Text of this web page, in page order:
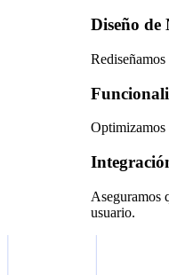
Diseño de
Optimizamos
Aseguramos
usuario.